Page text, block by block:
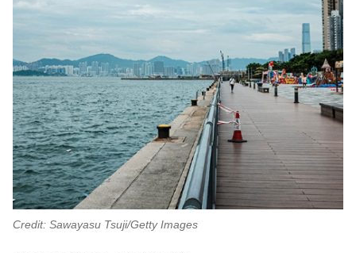
Credit: Sawayasu Tsuji/Getty Images